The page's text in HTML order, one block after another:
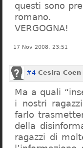
questi sono
romano.
VERGOGNA!
17 Nov 2008, 23:51
#4 Cesira Coen
Ma a quali
i nostri
farlo
della
ragazzi di